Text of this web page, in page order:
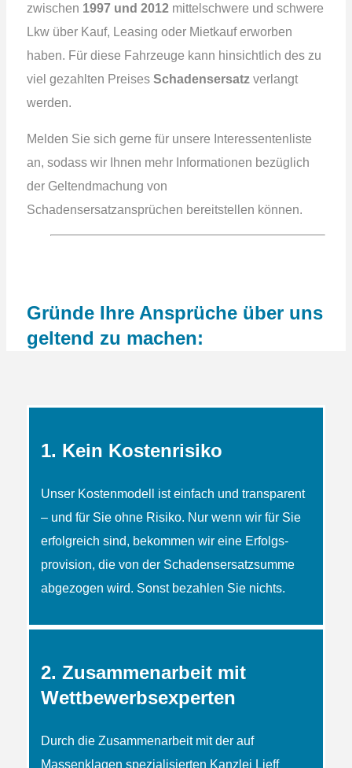
zwischen 1997 und 2012mittelschwere und schwere
Lkw über Kauf, Leasing oder Mietkauf erworben
haben. Für diese Fahrzeuge kann hinsichtlich des zu
viel gezahlten Preises Schadensersatzverlangt
werden.
Melden Sie sich gerne für unsere Interessentenliste
an, sodass wir Ihnen mehr Informationen bezüglich
der Geltendmachung von
Schadensersatzansprüchen bereitstellen können.
Gründe Ihre Ansprüche über uns
geltend zu machen:
1. Kein Kostenrisiko
Unser Kostenmodell ist einfach und transparent
– und für Sie ohne Risiko. Nur wenn wir für Sie
erfolgreich sind, bekommen wir eine Erfolgs­
provision, die von der Schadens­ersatzsumme
abgezogen wird. Sonst bezahlen Sie nichts.
2. Zusammenarbeit mit
Wettbewerbsexperten
Durch die Zusammenarbeit mit der auf
Massenklagen spezialisierten Kanzlei Lieff